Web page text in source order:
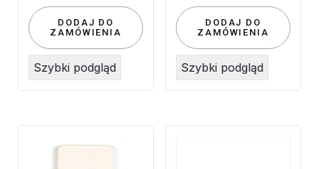
DODAJ DO
ZAMÓWIENIA
Szybki podgląd
DODAJ DO
ZAMÓWIENIA
Szybki podgląd